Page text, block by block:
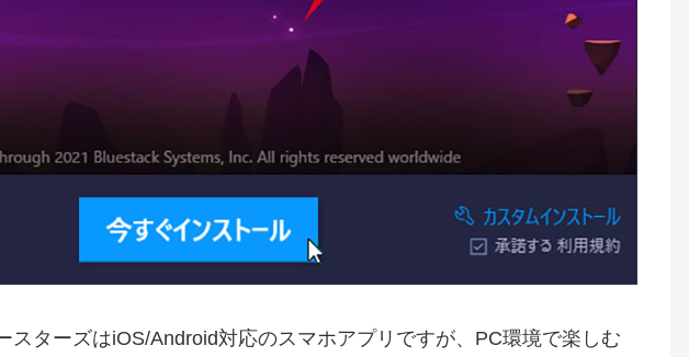
スターズはiOS/Android対応のスマホアプリですが、PC環境で楽しむ